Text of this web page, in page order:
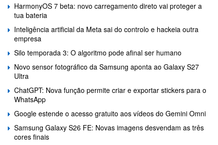
HarmonyOS 7 beta: novo carregamento direto vai proteger a
tua bateria
Inteligência artificial da Meta sai do controlo e hackeia outra
empresa
Silo temporada 3: O algoritmo pode afinal ser humano
Novo sensor fotográfico da Samsung aponta ao Galaxy S27
Ultra
ChatGPT: Nova função permite criar e exportar stickers para o
WhatsApp
Google estende o acesso gratuito aos vídeos do Gemini Omni
Samsung Galaxy S26 FE: Novas imagens desvendam as três
cores finais